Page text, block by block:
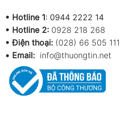
• Hotline 1: 0944 2222 14
• Hotline 2: 0928 218 268
• Điện thoại: (028) 66 505 111
• Email: info@thuongtin.net